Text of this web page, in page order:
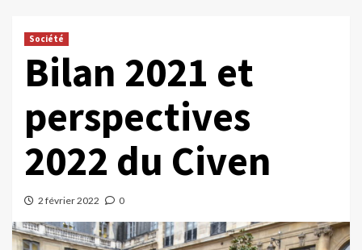
Société
Bilan 2021 et
perspectives
2022 du Civen
2 février 2022 0